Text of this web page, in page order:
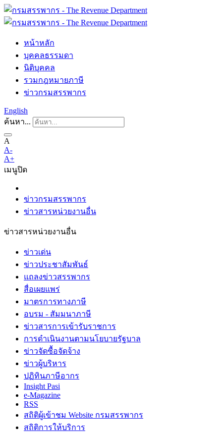
หน้าหลัก
บุคคลธรรมดา
นิติบุคคล
รวมกฎหมายภาษี
ข่าวกรมสรรพากร
English
ค้นหา...
A
A-
A+
เมนูปิด
ข่าวกรมสรรพากร
ข่าวสารหน่วยงานอื่น
ข่าวสารหน่วยงานอื่น
ข่าวเด่น
ข่าวประชาสัมพันธ์
แถลงข่าวสรรพากร
สื่อเผยแพร่
มาตรการทางภาษี
อบรม - สัมมนาภาษี
ข่าวสารการเข้ารับราชการ
การดำเนินงานตามนโยบายรัฐบาล
ข่าวจัดซื้อจัดจ้าง
ข่าวผู้บริหาร
ปฏิทินภาษีอากร
Insight Pasi
e-Magazine
RSS
สถิติผู้เข้าชม Website กรมสรรพากร
สถิติการให้บริการ